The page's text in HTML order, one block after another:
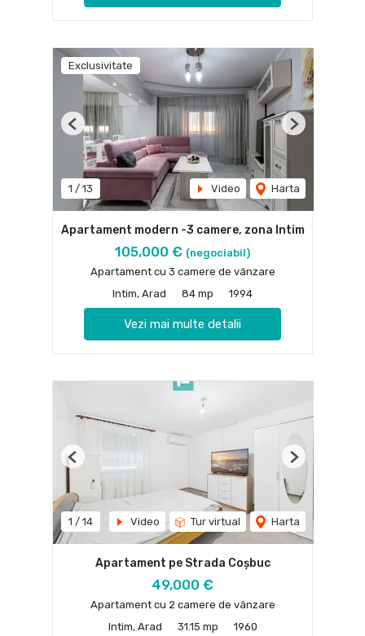
Exclusivitate
1 / 13 Video Harta
Previous Next
Apartament modern -3 camere, zona Intim
105,000 € (negociabil)
Apartament cu 3 camere de vânzare
Intim, Arad
84 mp 1994
Vezi mai multe detalii
1 / 14 Video Tur virtual Harta
Previous Next
Apartament pe Strada Coșbuc
49,000 €
Apartament cu 2 camere de vânzare
Intim, Arad
31.15 mp 1960